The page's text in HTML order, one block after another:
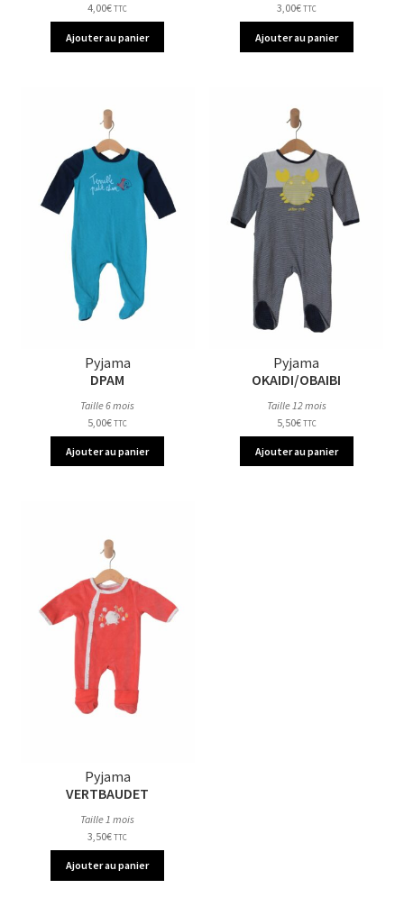
4,00€ TTC
Ajouter au panier
3,00€ TTC
Ajouter au panier
Pyjama
DPAM
Taille 6 mois
5,00€ TTC
Ajouter au panier
Pyjama
OKAIDI/OBAIBI
Taille 12 mois
5,50€ TTC
Ajouter au panier
Pyjama
VERTBAUDET
Taille 1 mois
3,50€ TTC
Ajouter au panier